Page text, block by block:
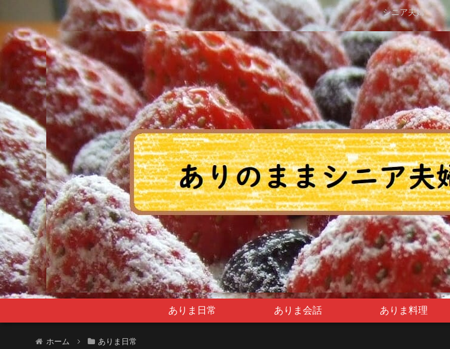
シニア夫婦
ありま日常 ありま会話 ありま料理
ホーム ありま日常